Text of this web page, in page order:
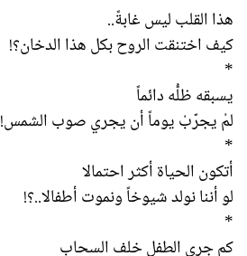
هذا القلب ليس غابةً..
كيف اختنقت الروح بكل هذا الدخان؟!
*
يسبقه ظلُّه دائماً
لمْ يجرّبْ يوماً أن يجري صوب الشمس!
*
أتكون الحياة أكثر احتمالا
لو أننا نولد شيوخاً ونموت أطفالا..؟!
*
كم جرى الطفل خلف السحاب